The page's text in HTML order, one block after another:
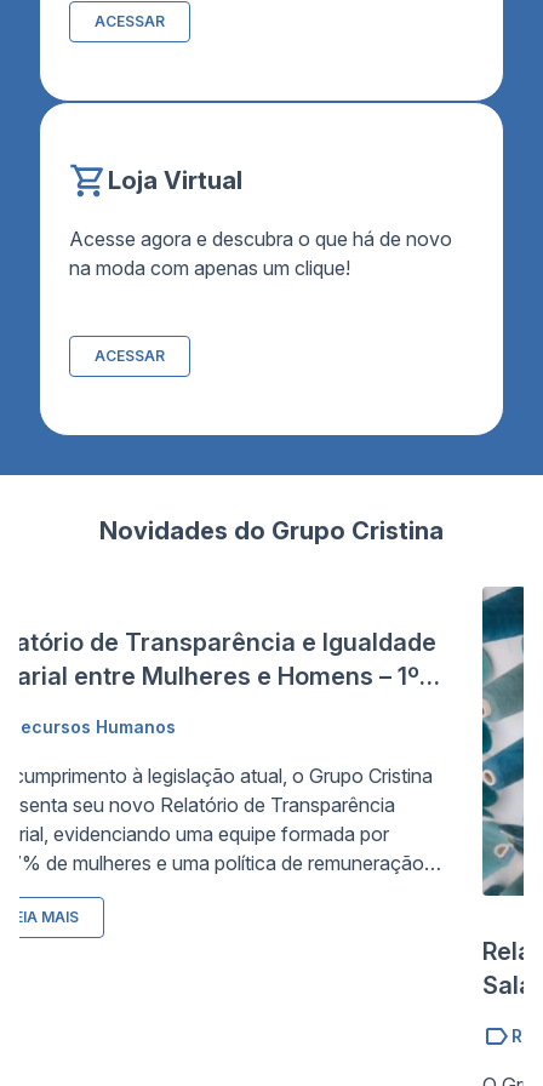
ACESSAR
Loja Virtual
Acesse agora e descubra o que há de novo
na moda com apenas um clique!
ACESSAR
Novidades do Grupo Cristina
de Transparência e Igualdade
entre Mulheres e Homens – 1º
Recursos Humanos
cumprimento à legislação atual, o Grupo Cristina
seu novo Relatório de Transparência
evidenciando uma equipe formada por
de mulheres e uma política de remuneração
Mais do que apresentar dados, o relatório
a cultura da empresa construída desde 1970,
LEIA MAIS